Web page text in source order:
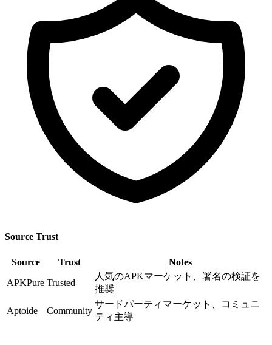
Source Trust
Source Trust
Notes
APKPure Trusted
人気のAPKマーケット、署名の検証を
推奨
Aptoide Community
サードパーティマーケット、コミュニ
ティ主導